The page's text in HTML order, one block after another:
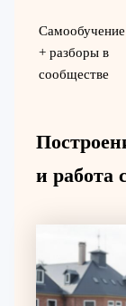
Самообучение
+ разборы в
сообществе
и работа